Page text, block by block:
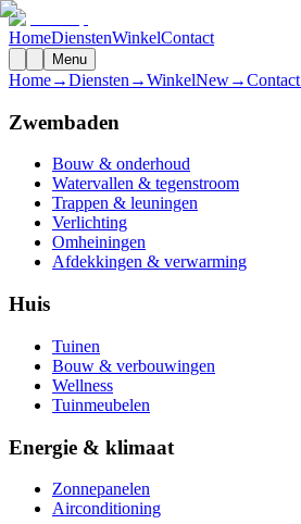
HomeDienstenWinkelContact
Menu
Home→Diensten →WinkelNew→Contact
Zwembaden
Bouw & onderhoud
Watervallen & tegenstroom
Trappen & leuningen
Verlichting
Omheiningen
Afdekkingen & verwarming
Huis
Tuinen
Bouw & verbouwingen
Wellness
Tuinmeubelen
Energie & klimaat
Zonnepanelen
Airconditioning